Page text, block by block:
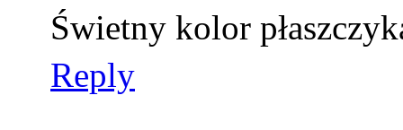
Świetny kolor
Reply